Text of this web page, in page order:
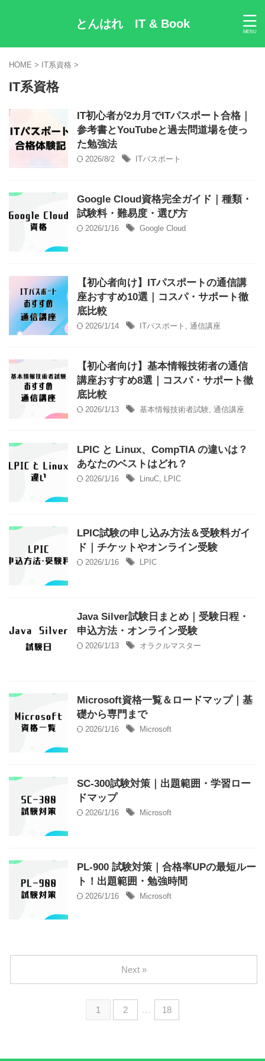
とんはれ IT & Book
HOME > IT系資格 >
IT系資格
IT初心者が2カ月でITパスポート合格｜
参考書とYouTubeと過去問道場を使っ
た勉強法
2026/8/2 ITパスポート
Google Cloud資格完全ガイド｜種類・
試験料・難易度・選び方
2026/1/16 Google Cloud
【初心者向け】ITパスポートの通信講
座おすすめ10選｜コスパ・サポート徹
底比較
2026/1/14 ITパスポート , 通信講座
【初心者向け】基本情報技術者の通信
講座おすすめ8選｜コスパ・サポート徹
底比較
2026/1/13 基本情報技術者試験, 通信講座
LPIC と Linux、CompTIA の違いは？
あなたのベストはどれ？
2026/1/16 LinuC, LPIC
LPIC試験の申し込み方法＆受験料ガイ
ド｜チケットやオンライン受験
2026/1/16 LPIC
Java Silver試験日まとめ｜受験日程・
申込方法・オンライン受験
2026/1/13 オラクルマスター
Microsoft資格一覧＆ロードマップ｜基
礎から専門まで
2026/1/16 Microsoft
SC‑300試験対策｜出題範囲・学習ロー
ドマップ
2026/1/16 Microsoft
PL‑900 試験対策｜合格率UPの最短ルー
ト！出題範囲・勉強時間
2026/1/16 Microsoft
1 2 … 18
Next »